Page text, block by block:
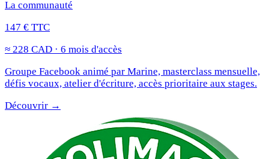
La communauté
147 € TTC
≈ 228 CAD · 6 mois d'accès
Groupe Facebook animé par Marine, masterclass mensuelle,
défis vocaux, atelier d'écriture, accès prioritaire aux stages.
Découvrir →